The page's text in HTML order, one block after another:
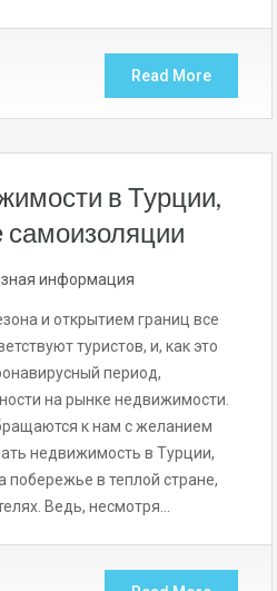
Read More
в Турции,
информация
и открытием границ все
туристов, и, как это
период,
на рынке недвижимости.
к нам с желанием
недвижимость в Турции,
побережье в теплой стране,
Ведь, несмотря…